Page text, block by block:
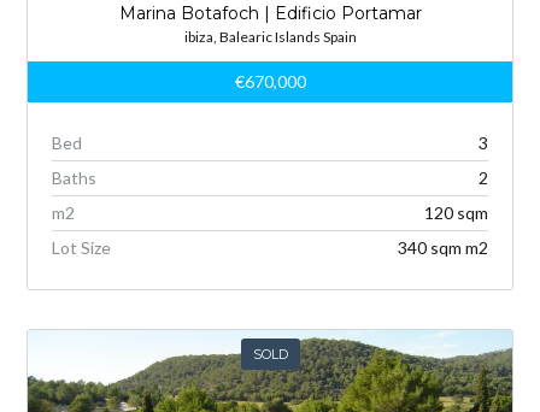
Marina Botafoch | Edificio Portamar
ibiza, Balearic Islands Spain
€670,000
Bed
3
Baths
2
m2
120 sqm
Lot Size
340 sqm m2
SOLD